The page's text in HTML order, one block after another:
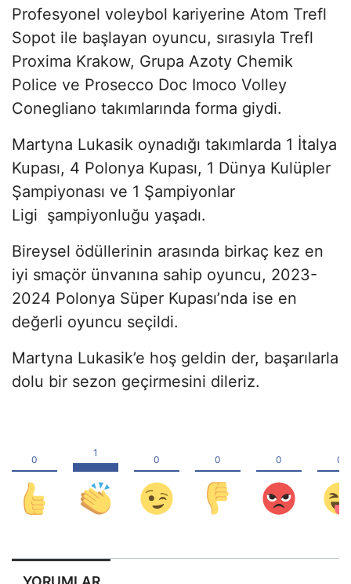
Profesyonel voleybol kariyerine Atom Trefl
Sopot ile başlayan oyuncu, sırasıyla Trefl
Proxima Krakow, Grupa Azoty Chemik
Police ve Prosecco Doc Imoco Volley
Conegliano takımlarında forma giydi.
Martyna Lukasik oynadığı takımlarda 1 İtalya
Kupası, 4 Polonya Kupası, 1 Dünya Kulüpler
Şampiyonası ve 1 Şampiyonlar
Ligi şampiyonluğu yaşadı.
Bireysel ödüllerinin arasında birkaç kez en
iyi smaçör ünvanına sahip oyuncu, 2023-
2024 Polonya Süper Kupası’nda ise en
değerli oyuncu seçildi.
Martyna Lukasik’e hoş geldin der, başarılarla
dolu bir sezon geçirmesini dileriz.